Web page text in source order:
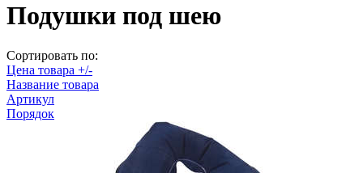
Подушки под шею
Сортировать по:
Цена товара +/-
Название товара
Артикул
Порядок